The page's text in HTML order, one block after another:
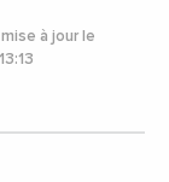
à jour le